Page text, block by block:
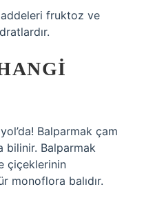
fruktoz ve
Balparmak çam
bilinir. Balparmak
çiçeklerinin
monoflora balıdır.